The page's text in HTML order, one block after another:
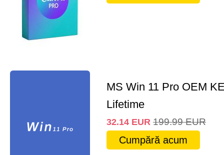
MS Win 11 Pro OEM
Lifetime
32.14 EUR 199.99 EUR
Cumpără acum